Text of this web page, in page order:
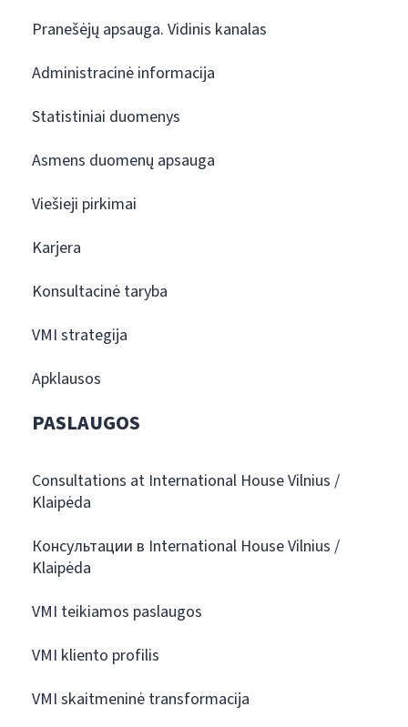
Pranešėjų apsauga. Vidinis kanalas
Administracinė informacija
Statistiniai duomenys
Asmens duomenų apsauga
Viešieji pirkimai
Karjera
Konsultacinė taryba
VMI strategija
Apklausos
PASLAUGOS
Consultations at International House Vilnius /
Klaipėda
Консультации в International House Vilnius /
Klaipėda
VMI teikiamos paslaugos
VMI kliento profilis
VMI skaitmeninė transformacija